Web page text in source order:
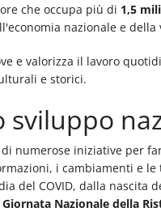
che occupa più di 1,5
nazionale e
e valorizza il lavoro
e storici.
sviluppo
numerose iniziative per
i cambiamenti e
del COVID, dalla nascita
Giornata Nazionale della